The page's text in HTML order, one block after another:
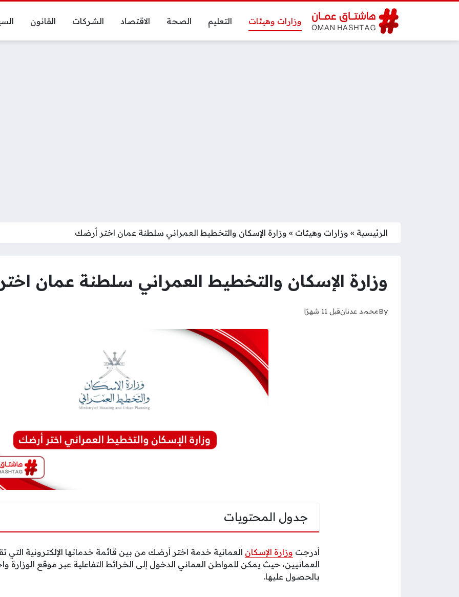
وزارات وهيئات التعليم الصحة الاقتصاد الشركات القانون
الرئيسية » وزارات وهيئات » وزارة الإسكان والتخطيط العمراني سلطنة عمان اختر أرضك
وزارة الإسكان والتخطيط العمراني سلطنة عمان
Byمحمد عدنانقبل 11 شهرًا
جدول المحتويات
أدرجت وزارة الإسكان العمانية خدمة اختر أرضك من بين قائمة خدماتها الإلكترونية التي
العمانيين، حيث يمكن للمواطن العماني الدخول إلى الخرائط التفاعلية عبر موقع الوزارة
بالحصول عليها.